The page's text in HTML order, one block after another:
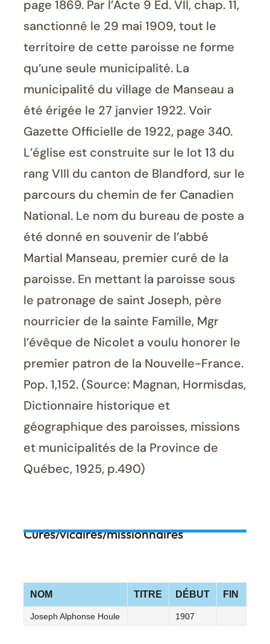
page 1869. Par l’Acte 9 Ed. VII, chap. 11,
sanctionné le 29 mai 1909, tout le
territoire de cette paroisse ne forme
qu’une seule municipalité. La
municipalité du village de Manseau a
été érigée le 27 janvier 1922. Voir
Gazette Officielle de 1922, page 340.
L’église est construite sur le lot 13 du
rang VIII du canton de Blandford, sur le
parcours du chemin de fer Canadien
National. Le nom du bureau de poste a
été donné en souvenir de l’abbé
Martial Manseau, premier curé de la
paroisse. En mettant la paroisse sous
le patronage de saint Joseph, père
nourricier de la sainte Famille, Mgr
l’évêque de Nicolet a voulu honorer le
premier patron de la Nouvelle-France.
Pop. 1,152. (Source: Magnan, Hormisdas,
Dictionnaire historique et
géographique des paroisses, missions
et municipalités de la Province de
Québec, 1925, p.490)
Curés/vicaires/missionnaires
NOM TITRE DÉBUT FIN
Joseph Alphonse Houle 1907